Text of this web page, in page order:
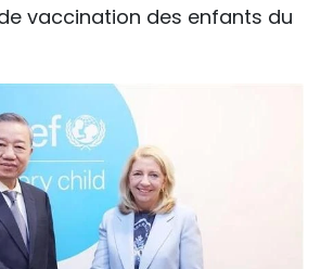
vaccination des enfants du